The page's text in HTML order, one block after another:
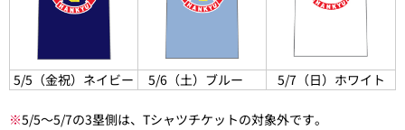
5/5（金祝）ネイビー 5/6（土）ブルー 5/7（日）ホワイト
※5/5～5/7の3塁側は、Tシャツチケットの対象外です。